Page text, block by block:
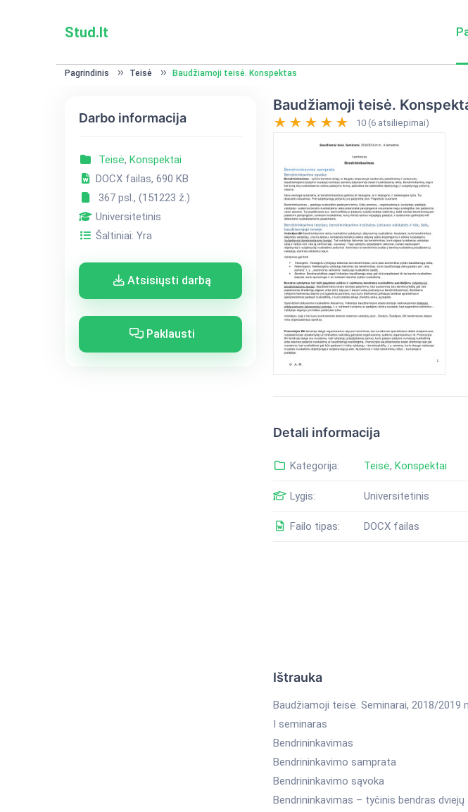
Stud.lt
Pagrindinis Teisė Baudžiamoji teisė. Konspektas
Darbo informacija
Teisė, Konspektai
DOCX failas, 690 KB
367 psl., (151223 ž.)
Universitetinis
Šaltiniai: Yra
Atsisiųsti darbą
Paklausti
Baudžiamoji teisė.
10 (6 atsiliepimai)
Detali informacija
Kategorija: Teisė, Konspektai
Lygis: Universitetinis
Failo tipas: DOCX failas
Ištrauka
Baudžiamoji teisė. Seminarai, 2018/2019
I seminaras
Bendrininkavimas
Bendrininkavimo samprata
Bendrininkavimo sąvoka
Bendrininkavimas – tyčinis bendras